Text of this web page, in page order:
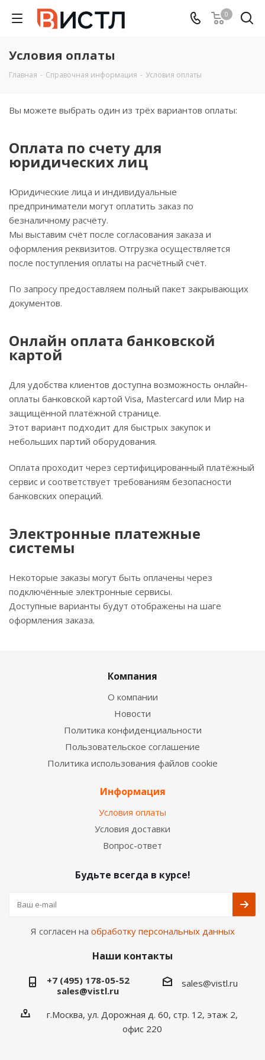
0
Условия оплаты
Главная - Справочная информация - Условия оплаты
Вы можете выбрать один из трёх вариантов оплаты:
Оплата по счету для
юридических лиц
Юридические лица и индивидуальные
предприниматели могут оплатить заказ по
безналичному расчёту.
Мы выставим счёт после согласования заказа и
оформления реквизитов. Отгрузка осуществляется
после поступления оплаты на расчётный счёт.
По запросу предоставляем полный пакет закрывающих
документов.
Онлайн оплата банковской
картой
Для удобства клиентов доступна возможность онлайн-
оплаты банковской картой Visa, Mastercard или Мир на
защищённой платёжной странице.
Этот вариант подходит для быстрых закупок и
небольших партий оборудования.
Оплата проходит через сертифицированный платёжный
сервис и соответствует требованиям безопасности
банковских операций.
Электронные платежные
системы
Некоторые заказы могут быть оплачены через
подключённые электронные сервисы.
Доступные варианты будут отображены на шаге
оформления заказа.
Компания
О компании
Новости
Политика конфиденциальности
Пользовательское соглашение
Политика использования файлов cookie
Информация
Условия оплаты
Условия доставки
Вопрос-ответ
Будьте всегда в курсе!
Я согласен на обработку персональных данных
Наши контакты
+7 (495) 178-05-52
sales@vistl.ru
sales@vistl.ru
г.Москва, ул. Дорожная д. 60, стр. 12, этаж 2,
офис 220